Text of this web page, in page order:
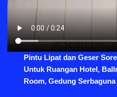
Pintu Lipat dan Geser
Untuk Ruangan Hotel,
Room, Gedung Serbaguna